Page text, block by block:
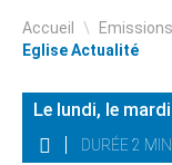
Accueil \ Emissions
Eglise Actualité
Le lundi, le
DURÉE 2 MIN